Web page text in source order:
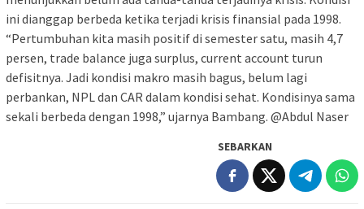
ini dianggap berbeda ketika terjadi krisis finansial pada 1998.
“Pertumbuhan kita masih positif di semester satu, masih 4,7
persen, trade balance juga surplus, current account turun
defisitnya. Jadi kondisi makro masih bagus, belum lagi
perbankan, NPL dan CAR dalam kondisi sehat. Kondisinya sama
sekali berbeda dengan 1998,” ujarnya Bambang. @Abdul Naser
SEBARKAN